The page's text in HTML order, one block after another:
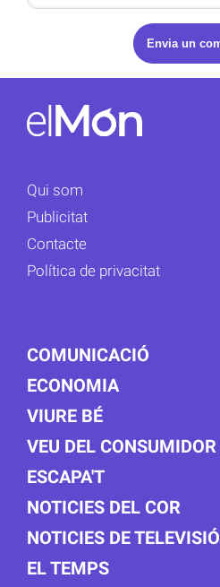
Qui som
Publicitat
Contacte
Política de privacitat
COMUNICACIÓ
ECONOMIA
VIURE BÉ
VEU DEL CONSUMIDOR
ESCAPA'T
NOTICIES DEL COR
NOTICIES DE TELEVISIÓ
EL TEMPS